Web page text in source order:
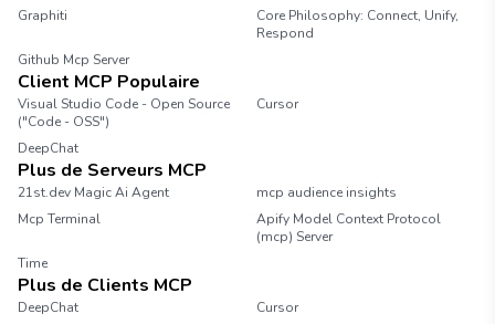
Graphiti
Core Philosophy: Connect, Unify,
Respond
Github Mcp Server
Client MCP Populaire
Visual Studio Code - Open Source
("Code - OSS")
Cursor
DeepChat
Plus de Serveurs MCP
21st.dev Magic Ai Agent
mcp audience insights
Mcp Terminal
Apify Model Context Protocol
(mcp) Server
Time
Plus de Clients MCP
DeepChat
Cursor